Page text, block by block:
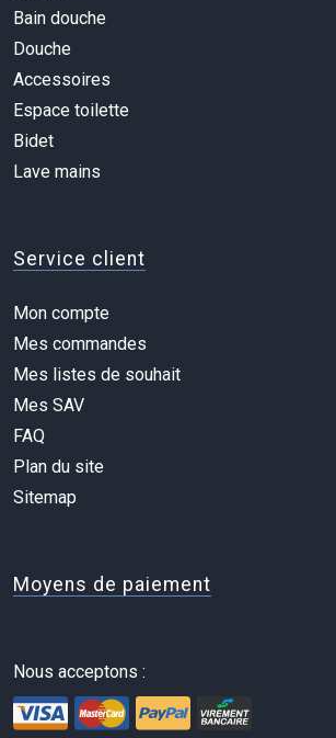
Bain douche
Douche
Accessoires
Espace toilette
Bidet
Lave mains
Service client
Mon compte
Mes commandes
Mes listes de souhait
Mes SAV
FAQ
Plan du site
Sitemap
Moyens de paiement
Nous acceptons :